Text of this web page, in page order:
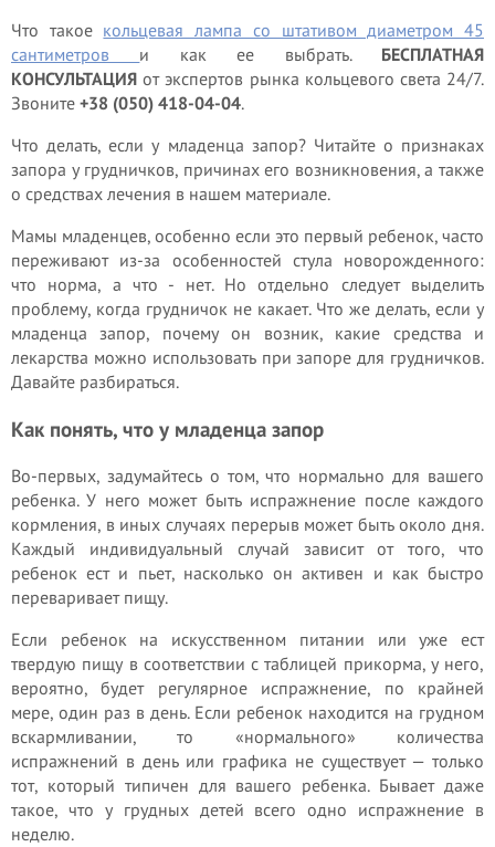
Что такое кольцевая лампа со штативом диаметром 45
сантиметров и как ее выбрать. БЕСПЛАТНАЯ
КОНСУЛЬТАЦИЯ от экспертов рынка кольцевого света 24/7.
Звоните +38 (050) 418-04-04.
Что делать, если у младенца запор? Читайте о признаках
запора у грудничков, причинах его возникновения, а также
о средствах лечения в нашем материале.
Мамы младенцев, особенно если это первый ребенок, часто
переживают из-за особенностей стула новорожденного:
что норма, а что - нет. Но отдельно следует выделить
проблему, когда грудничок не какает. Что же делать, если у
младенца запор, почему он возник, какие средства и
лекарства можно использовать при запоре для грудничков.
Давайте разбираться.
Как понять, что у младенца запор
Во-первых, задумайтесь о том, что нормально для вашего
ребенка. У него может быть испражнение после каждого
кормления, в иных случаях перерыв может быть около дня.
Каждый индивидуальный случай зависит от того, что
ребенок ест и пьет, насколько он активен и как быстро
переваривает пищу.
Если ребенок на искусственном питании или уже ест
твердую пищу в соответствии с таблицей прикорма, у него,
вероятно, будет регулярное испражнение, по крайней
мере, один раз в день. Если ребенок находится на грудном
вскармливании, то «нормального» количества
испражнений в день или графика не существует — только
тот, который типичен для вашего ребенка. Бывает даже
такое, что у грудных детей всего одно испражнение в
неделю.